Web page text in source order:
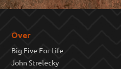
Over
Big Five For Life
John Strelecky